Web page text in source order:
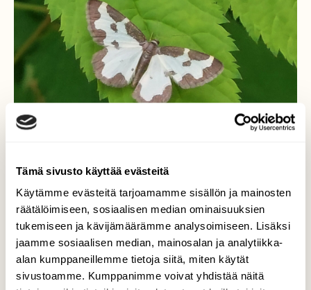
Tämä sivusto käyttää evästeitä
Käytämme evästeitä tarjoamamme sisällön ja mainosten
räätälöimiseen, sosiaalisen median ominaisuuksien
tukemiseen ja kävijämäärämme analysoimiseen. Lisäksi
jaamme sosiaalisen median, mainosalan ja analytiikka-
alan kumppaneillemme tietoja siitä, miten käytät
sivustoamme. Kumppanimme voivat yhdistää näitä
Reunustäplämittari
Tämä perhonen lennähti lehdelle ja jatkoi
sitten matkaansa.